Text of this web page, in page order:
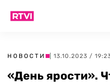
НОВОСТИ | 13.10.2023 /
«День ярости».